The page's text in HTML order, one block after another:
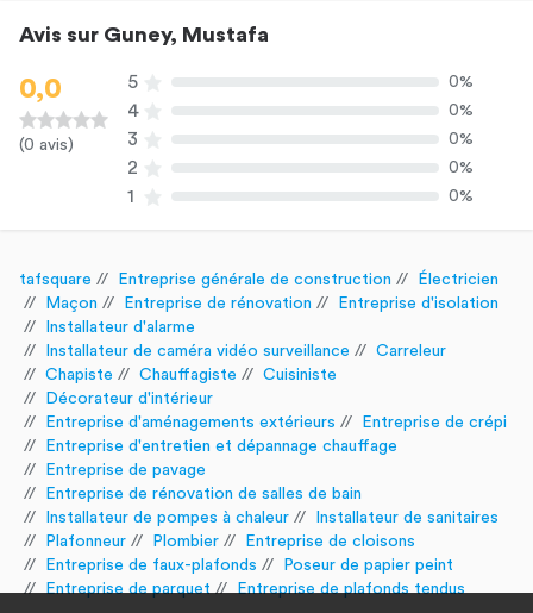
Avis sur Guney, Mustafa
0,0
(0 avis)
5 0%
4 0%
3 0%
2 0%
1 0%
tafsquare Entreprise générale de construction
Électricien
Maçon
Entreprise de rénovation
Entreprise d'isolation
Installateur d'alarme
Installateur de caméra vidéo surveillance
Carreleur
Chapiste
Chauffagiste
Cuisiniste
Décorateur d'intérieur
Entreprise d'aménagements extérieurs
Entreprise de crépi
Entreprise d'entretien et dépannage chauffage
Entreprise de pavage
Entreprise de rénovation de salles de bain
Installateur de pompes à chaleur
Installateur de sanitaires
Plafonneur
Plombier
Entreprise de cloisons
Entreprise de faux-plafonds
Poseur de papier peint
Entreprise de parquet
Entreprise de plafonds tendus